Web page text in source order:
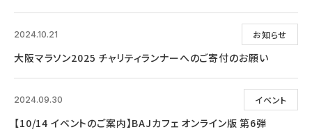
お知らせ
2024.10.21
大阪マラソン2025 チャリティランナーへのご寄付のお願い
イベント
2024.09.30
【10/14 イベントのご案内】BAJカフェ オンライン版 第6弾